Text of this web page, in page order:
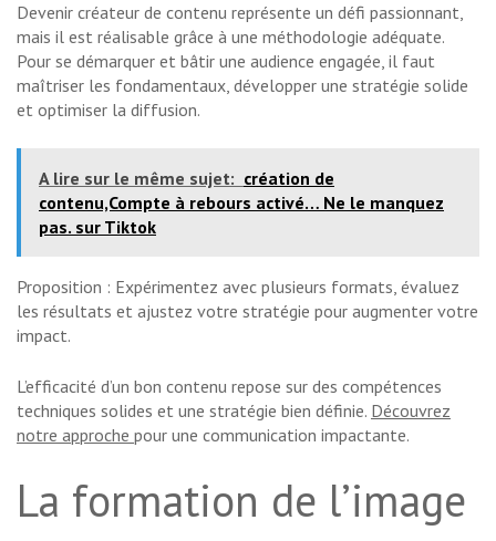
Devenir créateur de contenu représente un défi passionnant,
mais il est réalisable grâce à une méthodologie adéquate.
Pour se démarquer et bâtir une audience engagée, il faut
maîtriser les fondamentaux, développer une stratégie solide
et optimiser la diffusion.
A lire sur le même sujet: création de
contenu,Compte à rebours activé… Ne le manquez
pas. sur Tiktok
Proposition : Expérimentez avec plusieurs formats, évaluez
les résultats et ajustez votre stratégie pour augmenter votre
impact.
L’efficacité d’un bon contenu repose sur des compétences
techniques solides et une stratégie bien définie. Découvrez
notre approche pour une communication impactante.
La formation de l’image